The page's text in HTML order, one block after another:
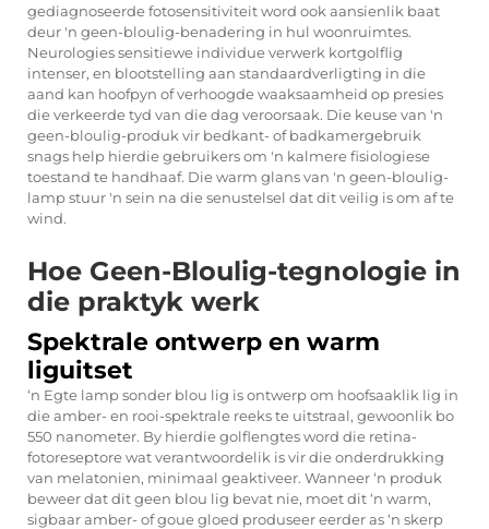
gediagnoseerde fotosensitiviteit word ook aansienlik baat
deur 'n geen-bloulig-benadering in hul woonruimtes.
Neurologies sensitiewe individue verwerk kortgolflig
intenser, en blootstelling aan standaardverligting in die
aand kan hoofpyn of verhoogde waaksaamheid op presies
die verkeerde tyd van die dag veroorsaak. Die keuse van 'n
geen-bloulig-produk vir bedkant- of badkamergebruik
snags help hierdie gebruikers om 'n kalmere fisiologiese
toestand te handhaaf. Die warm glans van 'n geen-bloulig-
lamp stuur 'n sein na die senustelsel dat dit veilig is om af te
wind.
Hoe Geen-Bloulig-tegnologie in
die praktyk werk
Spektrale ontwerp en warm
liguitset
‘n Egte lamp sonder blou lig is ontwerp om hoofsaaklik lig in
die amber- en rooi-spektrale reeks te uitstraal, gewoonlik bo
550 nanometer. By hierdie golflengtes word die retina-
fotoreseptore wat verantwoordelik is vir die onderdrukking
van melatonien, minimaal geaktiveer. Wanneer ‘n produk
beweer dat dit geen blou lig bevat nie, moet dit ‘n warm,
sigbaar amber- of goue gloed produseer eerder as ‘n skerp